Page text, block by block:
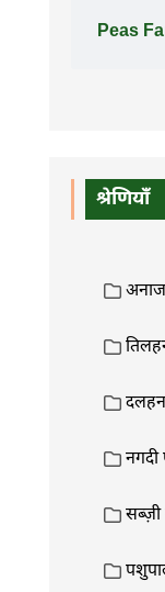
Peas
श्रेणियाँ